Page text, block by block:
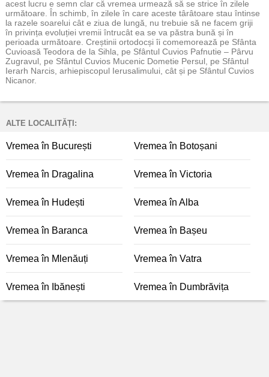
acest lucru e semn clar că vremea urmează să se strice în zilele
următoare. În schimb, în zilele în care aceste târâtoare stau întinse
la razele soarelui cât e ziua de lungă, nu trebuie să ne facem griji
în privința evoluției vremii întrucât ea se va păstra bună și în
perioada următoare. Creștinii ortodocși îi comemorează pe Sfânta
Cuvioasă Teodora de la Sihla, pe Sfântul Cuvios Pafnutie – Pârvu
Zugravul, pe Sfântul Cuvios Mucenic Dometie Persul, pe Sfântul
Ierarh Narcis, arhiepiscopul Ierusalimului, cât și pe Sfântul Cuvios
Nicanor.
ALTE LOCALITĂȚI:
Vremea în București Vremea în Botoșani
Vremea în Dragalina Vremea în Victoria
Vremea în Hudești Vremea în Alba
Vremea în Baranca Vremea în Bașeu
Vremea în Mlenăuți Vremea în Vatra
Vremea în Ibănești Vremea în Dumbrăvița